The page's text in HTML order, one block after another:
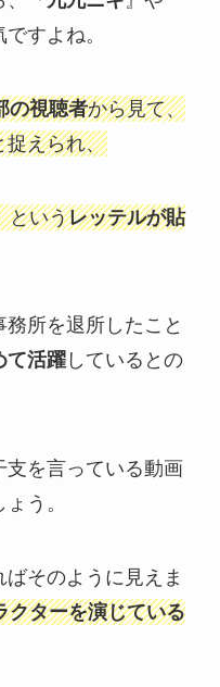
すよね。
の視聴者から見て、
捉えられ、
というレッテルが貼
所を退所したこと
て活躍しているとの
を言っている動画
う。
そのように見えま
クターを演じている